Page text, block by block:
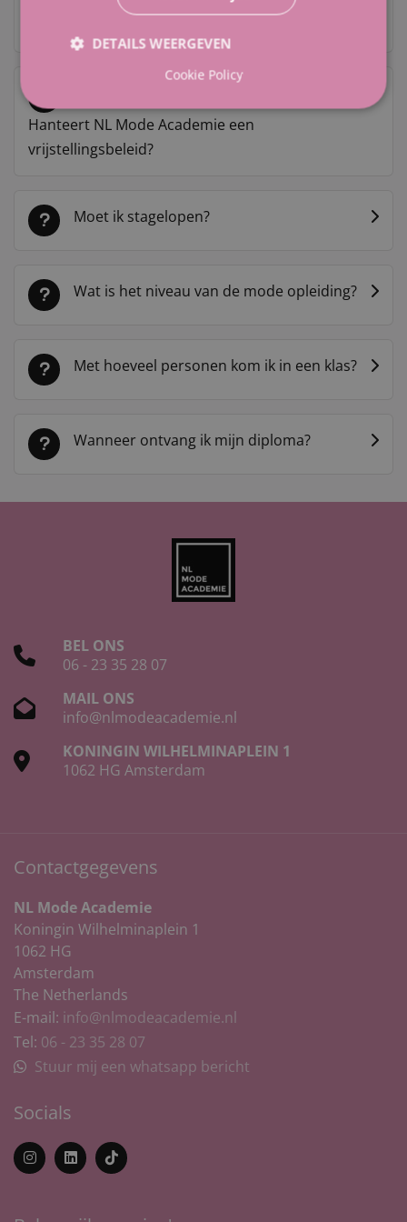
Hanteert NL Mode Academie een
vrijstellingsbeleid?
Moet ik stagelopen?
Wat is het niveau van de mode opleiding?
Met hoeveel personen kom ik in een klas?
Wanneer ontvang ik mijn diploma?
BEL ONS
06 - 23 35 28 07
MAIL ONS
info@nlmodeacademie.nl
KONINGIN WILHELMINAPLEIN 1
1062 HG Amsterdam
Contactgegevens
NL Mode Academie
Koningin Wilhelminaplein 1
1062 HG
Amsterdam
The Netherlands
E-mail: info@nlmodeacademie.nl
Tel: 06 - 23 35 28 07
Stuur mij een whatsapp bericht
Socials
DETAILS WEERGEVEN
Cookie Policy